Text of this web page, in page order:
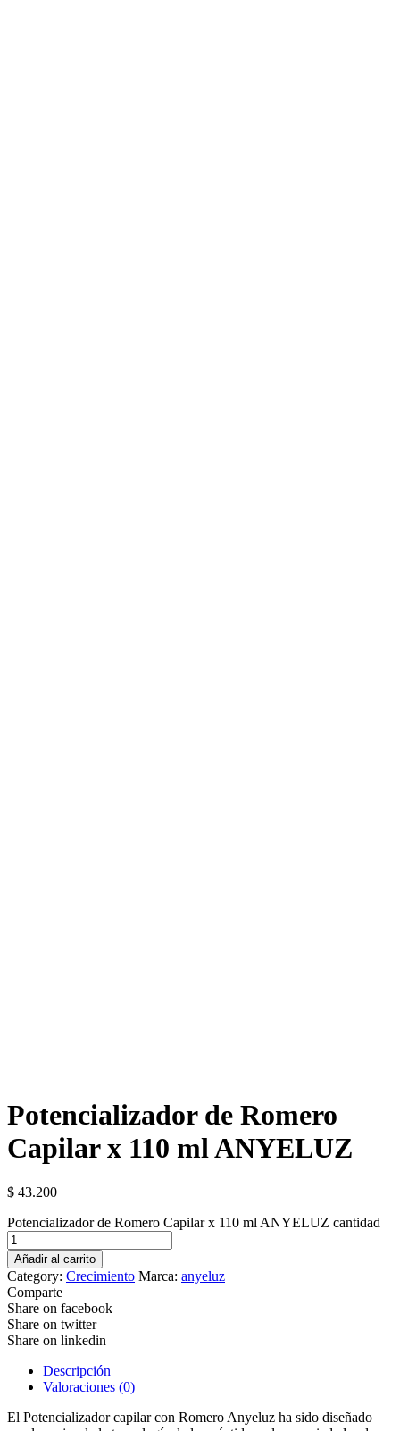
Potencializador de Romero
Capilar x 110 ml ANYELUZ
$ 43.200
Potencializador de Romero Capilar x 110 ml ANYELUZ cantidad
Añadir al carrito
Category: Crecimiento Marca: anyeluz
Comparte
Share on facebook
Share on twitter
Share on linkedin
Descripción
Valoraciones (0)
El Potencializador capilar con Romero Anyeluz ha sido diseñado